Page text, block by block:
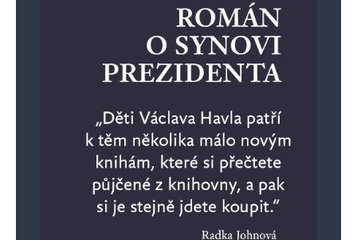
Informujte mě o nových komentářích e-mailem.
Alternative: